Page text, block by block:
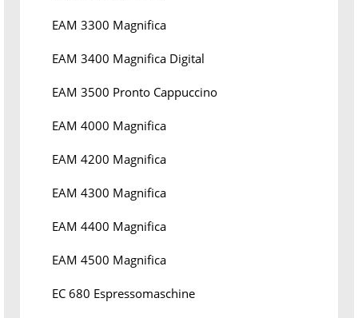
EAM 3300 Magnifica
EAM 3400 Magnifica Digital
EAM 3500 Pronto Cappuccino
EAM 4000 Magnifica
EAM 4200 Magnifica
EAM 4300 Magnifica
EAM 4400 Magnifica
EAM 4500 Magnifica
EC 680 Espressomaschine